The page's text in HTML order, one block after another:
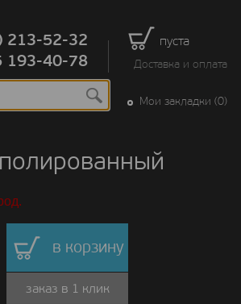
пуста
Доставка и оплата
213-52-32
193-40-78
Мои закладки (0)
в корзину
заказ в 1 клик